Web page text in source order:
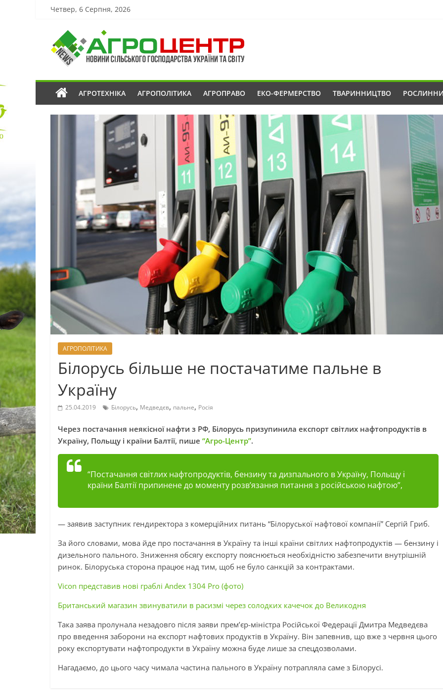
Четвер, 6 Серпня, 2026
АГРОТЕХНІКА АГРОПОЛІТИКА АГРОПРАВО ЕКО-ФЕРМЕРСТВО ТВАРИННИЦТВО
АГРОПОЛІТИКА
Білорусь більше не постачатиме пальне в
Україну
25.04.2019 Білорусь, Медведєв, пальне, Росія
Через постачання неякісної нафти з РФ, Білорусь призупинила експорт світлих нафтопродуктів в
Україну, Польщу і країни Балтії, пише “Агро-Центр”.
“Постачання світлих нафтопродуктів, бензину та дизпального в Україну, Польщу і
країни Балтії припинене до моменту розв’язання питання з російською нафтою”,
— заявив заступник гендиректора з комерційних питань “Білоруської нафтової компанії” Сергій Гриб.
За його словами, мова йде про постачання в Україну та інші країни світлих нафтопродуктів — бензину і
дизельного пального. Зниження обсягу експорту пояснюється необхідністю забезпечити внутрішній
ринок. Білоруська сторона працює над тим, щоб не було санкцій за контрактами.
Vicon представив нові граблі Andex 1304 Pro (фото)
Британський магазин звинуватили в расизмі через солодких качечок до Великодня
Така заява пролунала незадовго після заяви прем’єр-міністра Російської Федерації Дмитра Медведєва
про введення заборони на експорт нафтових продуктів в Україну. Він запевнив, що вже з червня цього
року експортувати нафтопродукти в Україну можна буде лише за спецдозволами.
Нагадаємо, до цього часу чимала частина пального в Україну потрапляла саме з Білорусі.